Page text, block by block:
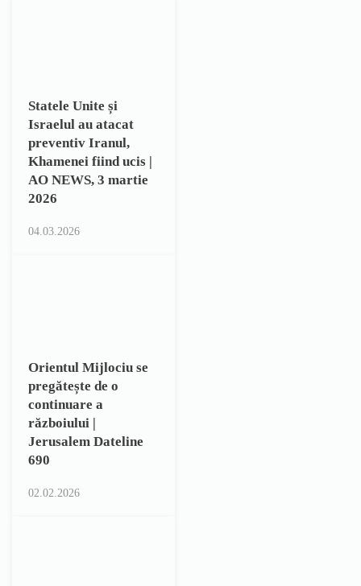
Statele Unite și
Israelul au atacat
preventiv Iranul,
Khamenei fiind ucis |
AO NEWS, 3 martie
2026
04.03.2026
Orientul Mijlociu se
pregătește de o
continuare a
războiului |
Jerusalem Dateline
690
02.02.2026